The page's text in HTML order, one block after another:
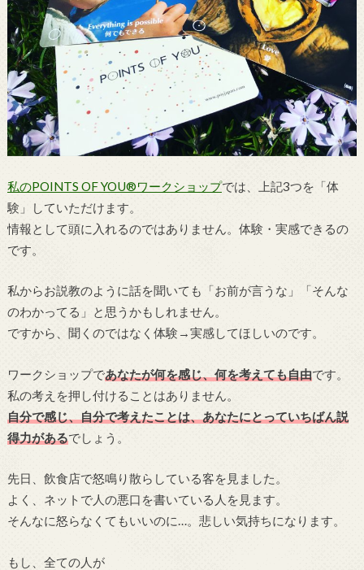
私のPOINTS OF YOU®ワークショップでは、上記3つを「体
験」していただけます。
情報として頭に入れるのではありません。体験・実感できるの
です。
私からお説教のように話を聞いても「お前が言うな」「そんな
のわかってる」と思うかもしれません。
ですから、聞くのではなく体験→実感してほしいのです。
ワークショップであなたが何を感じ、何を考えても自由です。
私の考えを押し付けることはありません。
自分で感じ、自分で考えたことは、あなたにとっていちばん説
得力があるでしょう。
先日、飲食店で怒鳴り散らしている客を見ました。
よく、ネットで人の悪口を書いている人を見ます。
そんなに怒らなくてもいいのに…。悲しい気持ちになります。
もし、全ての人が